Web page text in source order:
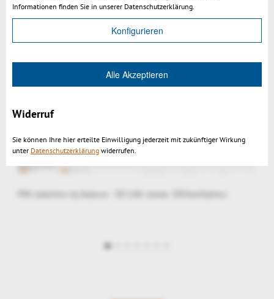
PMI selection by feature - 3D CAD viewer 3DViewStation
Informationen finden Sie in unserer Datenschutzerklärung.
Konfigurieren
Alle Akzeptieren
Widerruf
Sie können Ihre hier erteilte Einwilligung jederzeit mit zukünftiger Wirkung
unter Datenschutzerklärung widerrufen.